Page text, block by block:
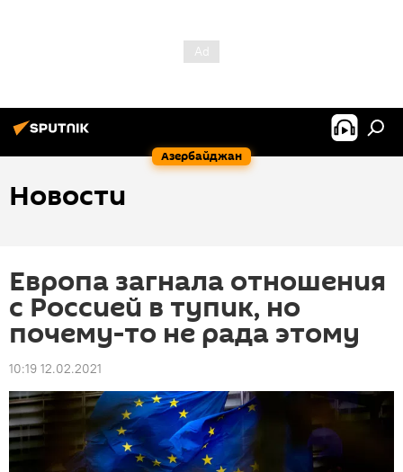
Азербайджан
Новости
Европа загнала отношения
с Россией в тупик, но
почему-то не рада этому
10:19 12.02.2021